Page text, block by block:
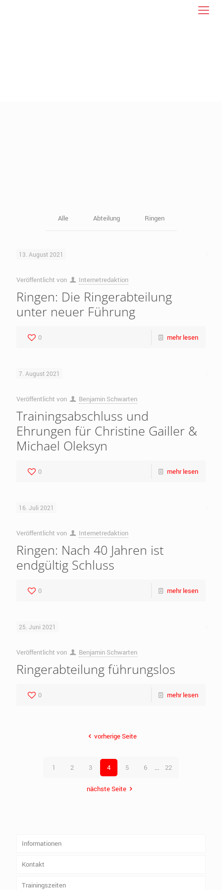
Alle Abteilung Ringen
13. August 2021
Veröffentlicht von Internetredaktion
Ringen: Die Ringerabteilung
unter neuer Führung
0 mehr lesen
7. August 2021
Veröffentlicht von Benjamin Schwarten
Trainingsabschluss und
Ehrungen für Christine Gailler &
Michael Oleksyn
0 mehr lesen
16. Juli 2021
Veröffentlicht von Internetredaktion
Ringen: Nach 40 Jahren ist
endgültig Schluss
0 mehr lesen
25. Juni 2021
Veröffentlicht von Benjamin Schwarten
Ringerabteilung führungslos
0 mehr lesen
vorherige Seite
1 2 3 4 5 6 ... 22
nächste Seite
Informationen
Kontakt
Trainingszeiten